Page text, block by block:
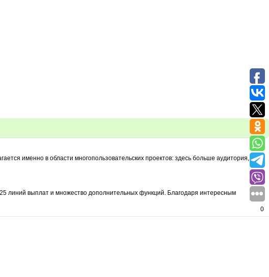
именно в области многопользовательских проектов: здесь больше аудитория, а
0
линий выплат и множество дополнительных функций. Благодаря интересным
0